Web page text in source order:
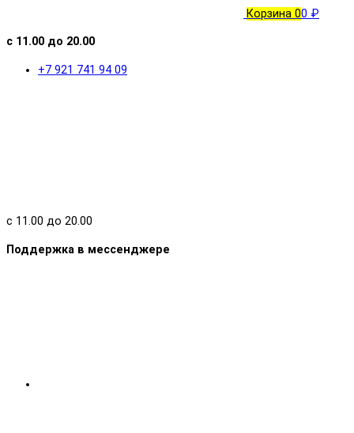
Корзина 00 ₽
с 11.00 до 20.00
+7 921 741 94 09
с 11.00 до 20.00
Поддержка в мессенджере